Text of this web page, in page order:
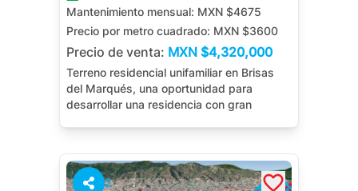
Mantenimiento mensual: MXN $4675
Precio por metro cuadrado: MXN $3600
Precio de venta: MXN $4,320,000
Terreno residencial unifamiliar en Brisas
del Marqués, una oportunidad para
desarrollar una residencia con gran
2